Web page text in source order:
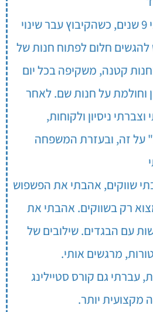
את החנות פתחתי לפני 9 שנים, כשהקיבוץ עבר שינוי
חלום לפתוח חנות של
בחנות קטנה, משקיפה בכל יום
וחולמת על חנות שם. לאחר
ניסיון ולקוחות,
על זה, ובעזרת המשפחה
שווקים, אהבתי את הפשפוש
רק בשווקים. אהבתי את
עם הבגדים. שילובים של
מרגשים אותי.
גם קורס סטיילינג
יותר.